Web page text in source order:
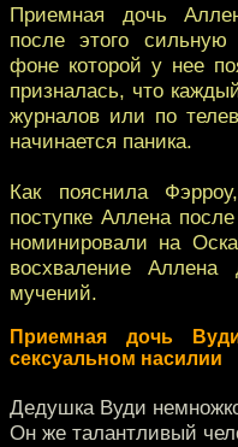
Приемная дочь
после этого сильную
фоне которой у нее
призналась, что
журналов или по
начинается паника.
Как пояснила
поступке Аллена
номинировали на
восхваление
мучений.
Приемная дочь
сексуальном насилии
Дедушка Вуди
Он же талантливый